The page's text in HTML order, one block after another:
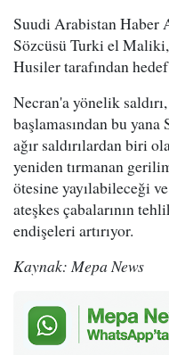
Suudi Arabistan Haber
Sözcüsü Turki el
Husiler tarafından
Necran'a yönelik
başlamasından bu
ağır saldırılardan biri
yeniden tırmanan
ötesine yayılabileceği
ateşkes çabalarının
endişeleri artırıyor.
Kaynak: Mepa News